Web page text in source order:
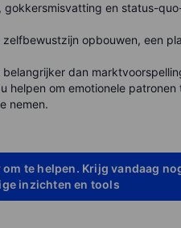
en status-
opbouwen, een
dan
helpen om emotionele
nemen.
te helpen. Krijg vandaag
inzichten en tools